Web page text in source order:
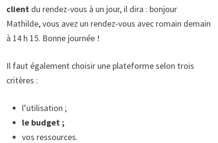
client du rendez-vous à un jour, il dira : bonjour
Mathilde, vous avez un rendez-vous avec romain demain
à 14 h 15. Bonne journée !
Il faut également choisir une plateforme selon trois
critères :
l’utilisation ;
le budget ;
vos ressources.